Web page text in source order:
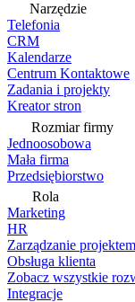
Narzędzie
Telefonia
CRM
Kalendarze
Centrum Kontaktowe
Zadania i projekty
Kreator stron
Rozmiar firmy
Jednoosobowa
Mała firma
Przedsiębiorstwo
Rola
Marketing
HR
Zarządzanie projektem
Obsługa klienta
Zobacz wszystkie
Integracje